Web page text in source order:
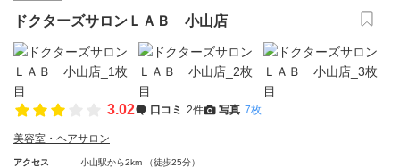
ドクターズサロンＬＡＢ 小山店
3.02 口コミ 2件 写真 7枚
美容室・ヘアサロン
アクセス
小山駅から2km （徒歩25分）